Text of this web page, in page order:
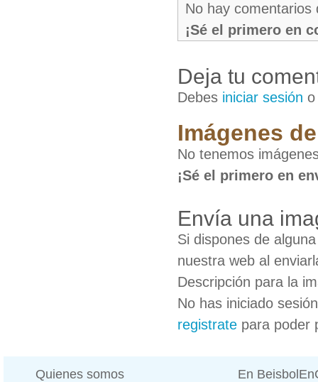
No hay comentarios
¡Sé el primero en
Deja tu
Debes iniciar sesión
Imágenes
No tenemos
¡Sé el primero en
Envía una
Si dispones de
nuestra web al
Descripción para la
No has iniciado
registrate para poder
Quienes somos En